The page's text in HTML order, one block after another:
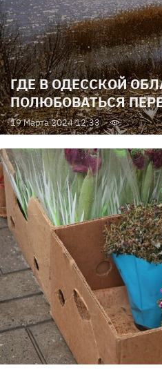
ГДЕ В ОДЕССКОЙ
ПОЛЮБОВАТЬСЯ
19 Марта 2024 12:33